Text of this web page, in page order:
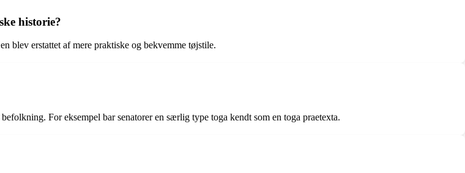
historie?
blev erstattet af mere praktiske og bekvemme tøjstile.
For eksempel bar senatorer en særlig type toga kendt som en toga praetexta.